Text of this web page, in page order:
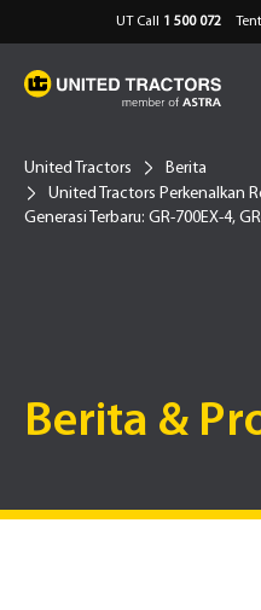
UT Call 1 500 072
United Tractors
Berita
United Tractors Perkenalkan
Generasi Terbaru: GR-700EX-4,
Berita &